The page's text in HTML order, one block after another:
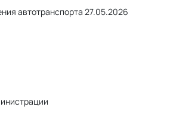
автотранспорта 27.05.2026